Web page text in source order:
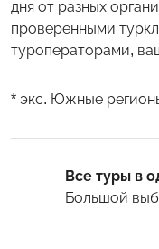
дня от разных
проверенными
туроператорами,
* экс. Южные
Все туры в
Большой